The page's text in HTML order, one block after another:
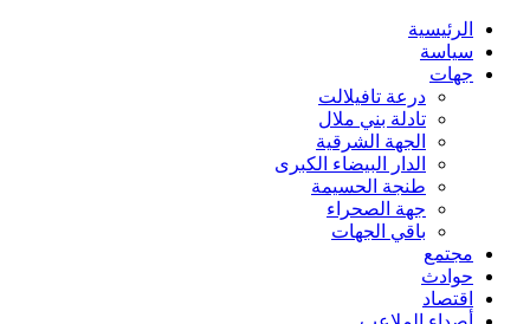
الرئيسية
سياسة
جهات
درعة تافيلالت
تادلة بني ملال
الجهة الشرقية
الدار البيضاء الكبرى
طنجة الحسيمة
جهة الصحراء
باقي الجهات
مجتمع
حوادث
اقتصاد